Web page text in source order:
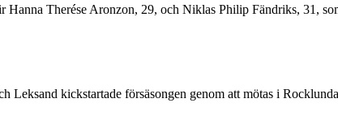
Therése Aronzon, 29, och Niklas Philip Fändriks, 31,
Leksand kickstartade försäsongen genom att mötas i